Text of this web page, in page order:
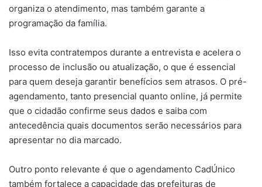
organiza o atendimento, mas também garante a
programação da família.
Isso evita contratempos durante a entrevista e acelera o
processo de inclusão ou atualização, o que é essencial
para quem deseja garantir benefícios sem atrasos. O pré-
agendamento, tanto presencial quanto online, já permite
que o cidadão confirme seus dados e saiba com
antecedência quais documentos serão necessários para
apresentar no dia marcado.
Outro ponto relevante é que o agendamento CadÚnico
também fortalece a capacidade das prefeituras de